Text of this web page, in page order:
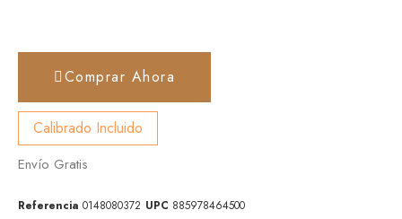
Comprar Ahora
Calibrado Incluido
Envío Gratis
Referencia 0148080372 UPC 885978464500